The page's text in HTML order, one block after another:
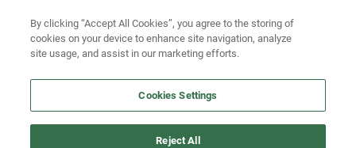
Ubicación
Encuentra el auto ideal para tu presupuesto
Simular plan a meses
By clicking “Accept All Cookies”, you agree to the storing of
cookies on your device to enhance site navigation, analyze
site usage, and assist in our marketing efforts.
Cookies Settings
Reject All